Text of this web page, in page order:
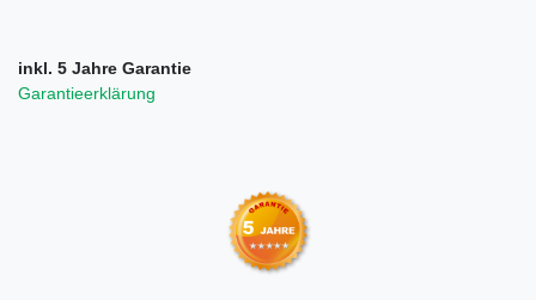
inkl. 5 Jahre Garantie
Garantieerklärung